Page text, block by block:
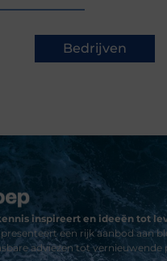
Bedrijven
inspireert en ideeën tot
een rijk aanbod aan
adviezen tot vernieuwende